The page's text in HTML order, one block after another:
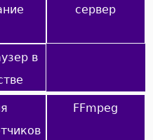
сервер
в
FFmpeg